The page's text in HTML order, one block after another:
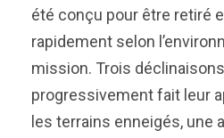
été conçu pour être retiré
rapidement selon
mission. Trois
progressivement fait leur
les terrains enneigés, une